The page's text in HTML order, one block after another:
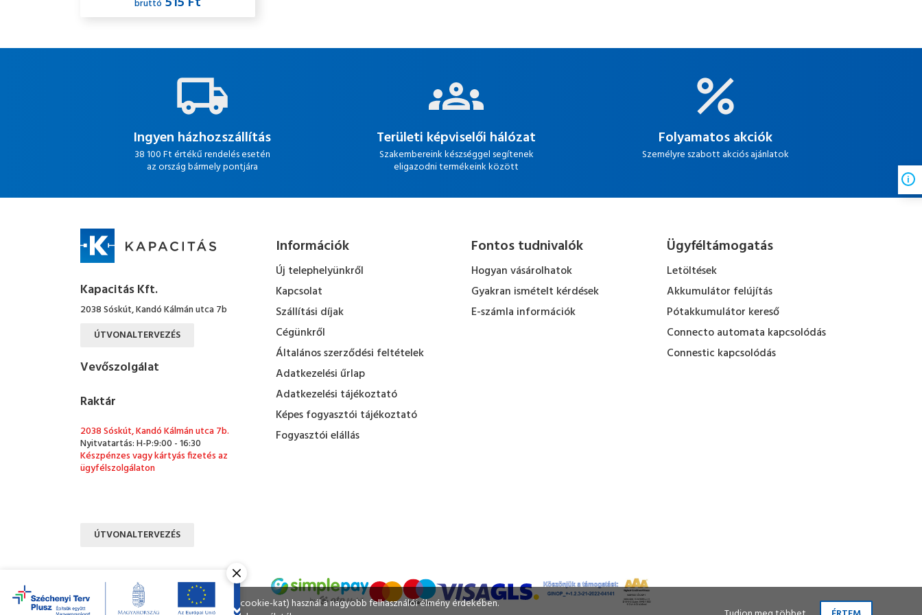
bruttó
Ingyen házhozszállítás
38 100 Ft értékű rendelés esetén
az ország bármely pontjára
Területi képviselői hálózat
Szakembereink készséggel segítenek
eligazodni termékeink között
Folyamatos akciók
Személyre szabott akciós ajánlatok
Kapacitás Kft.
2038 Sóskút, Kandó Kálmán utca 7b
ÚTVONALTERVEZÉS
Vevőszolgálat
Raktár
2038 Sóskút, Kandó Kálmán utca 7b.
Nyitvatartás: H-P:9:00 - 16:30
Készpénzes vagy kártyás fizetés az
ügyfélszolgálaton
ÚTVONALTERVEZÉS
Információk
Új telephelyünkről
Kapcsolat
Szállítási díjak
Cégünkről
Általános szerződési feltételek
Adatkezelési űrlap
Adatkezelési tájékoztató
Képes fogyasztói tájékoztató
Fogyasztói elállás
Fontos tudnivalók
Hogyan vásárolhatok
Gyakran ismételt kérdések
E-számla információk
Ügyféltámogatás
Letöltések
Akkumulátor felújítás
Pótakkumulátor kereső
Connecto automata kapcsolódás
Connestic kapcsolódás
Ahogy a legtöbb weboldal, a miénk is sütiket (cookie-kat) használ a nagyobb felhasználói élmény érdekében.